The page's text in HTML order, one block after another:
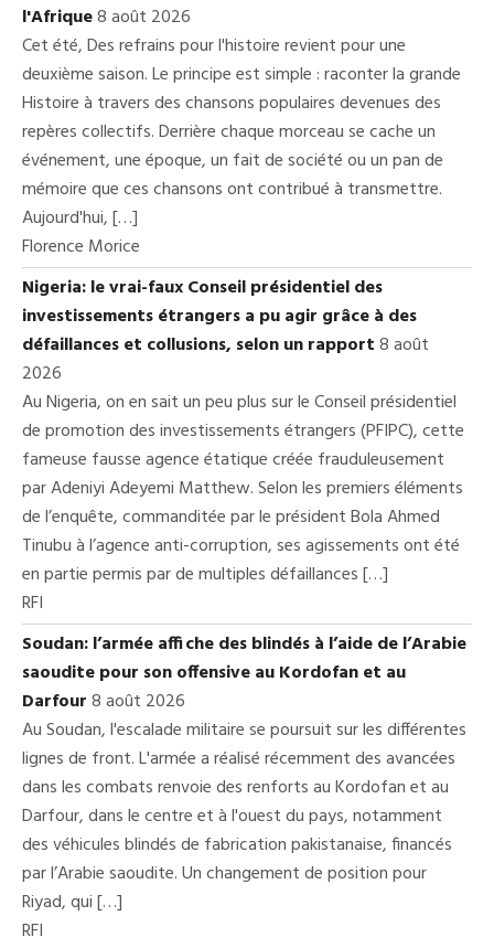
l'Afrique8 août 2026
Cet été, Des refrains pour l'histoire revient pour une
deuxième saison. Le principe est simple : raconter la grande
Histoire à travers des chansons populaires devenues des
repères collectifs. Derrière chaque morceau se cache un
événement, une époque, un fait de société ou un pan de
mémoire que ces chansons ont contribué à transmettre.
Aujourd'hui, […]
Florence Morice
Nigeria: le vrai-faux Conseil présidentiel des
investissements étrangers a pu agir grâce à des
défaillances et collusions, selon un rapport8 août
2026
Au Nigeria, on en sait un peu plus sur le Conseil présidentiel
de promotion des investissements étrangers (PFIPC), cette
fameuse fausse agence étatique créée frauduleusement
par Adeniyi Adeyemi Matthew. Selon les premiers éléments
de l’enquête, commanditée par le président Bola Ahmed
Tinubu à l’agence anti-corruption, ses agissements ont été
en partie permis par de multiples défaillances […]
RFI
Soudan: l’armée affiche des blindés à l’aide de l’Arabie
saoudite pour son offensive au Kordofan et au
Darfour8 août 2026
Au Soudan, l'escalade militaire se poursuit sur les différentes
lignes de front. L'armée a réalisé récemment des avancées
dans les combats renvoie des renforts au Kordofan et au
Darfour, dans le centre et à l'ouest du pays, notamment
des véhicules blindés de fabrication pakistanaise, financés
par l’Arabie saoudite. Un changement de position pour
Riyad, qui […]
RFI